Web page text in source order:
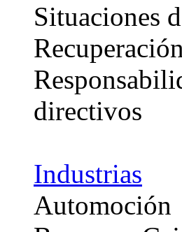
Situaciones
directivos
Industrias
Automoción